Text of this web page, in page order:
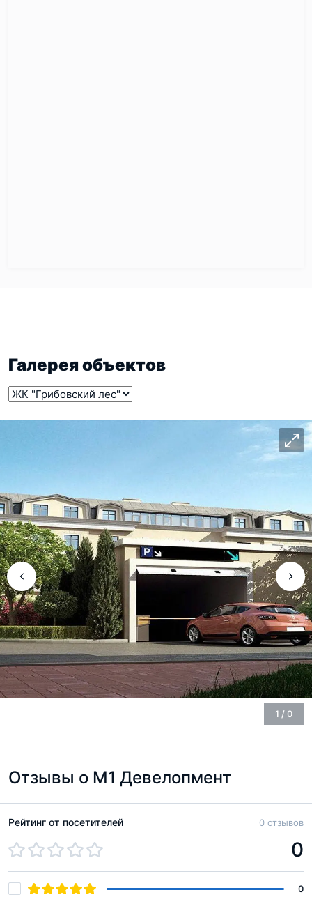
Галерея объектов
1 / 0
Отзывы о M1 Девелопмент
Рейтинг от посетителей 0 отзывов
0
0